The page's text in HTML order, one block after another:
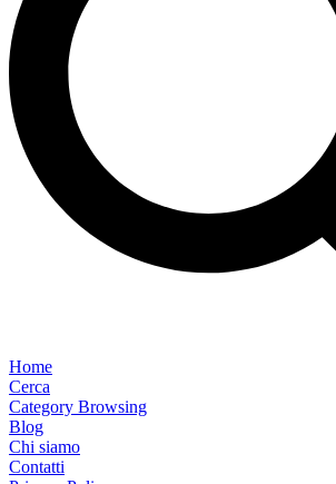
Home
Cerca
Category Browsing
Blog
Chi siamo
Contatti